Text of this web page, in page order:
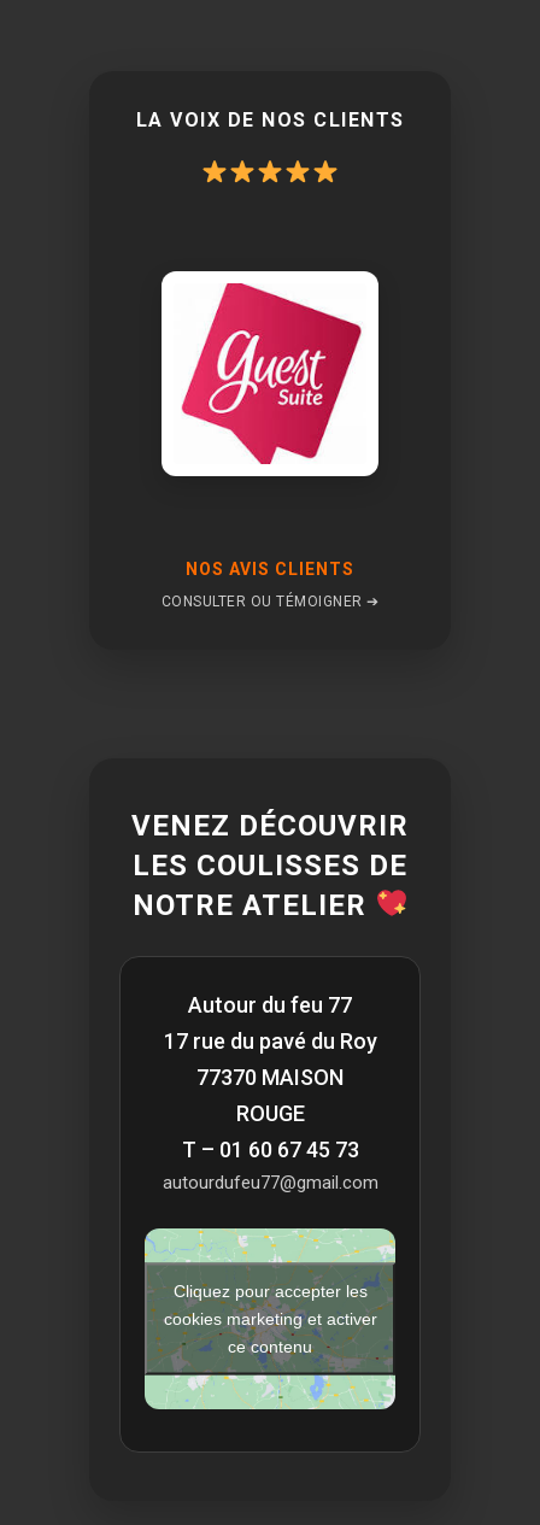
LA VOIX DE NOS CLIENTS
NOS AVIS CLIENTS
CONSULTER OU TÉMOIGNER ➔
VENEZ DÉCOUVRIR
LES COULISSES DE
NOTRE ATELIER
Autour du feu 77
17 rue du pavé du Roy
77370 MAISON
ROUGE
T – 01 60 67 45 73
autourdufeu77@gmail.com
Cliquez pour accepter les
cookies marketing et activer
ce contenu